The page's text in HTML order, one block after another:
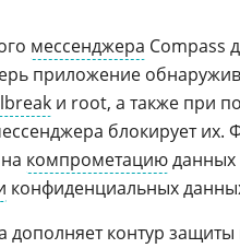
мессенджера Compass
приложение
и root, а также при
блокирует их.
компрометациюданных
конфиденциальных
дополняет контур